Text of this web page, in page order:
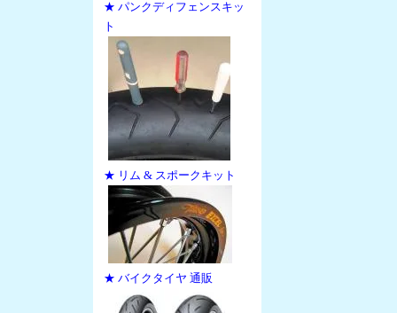
★ パンクディフェンスキッ
ト
★ リム & スポークキット
★ バイクタイヤ 通販